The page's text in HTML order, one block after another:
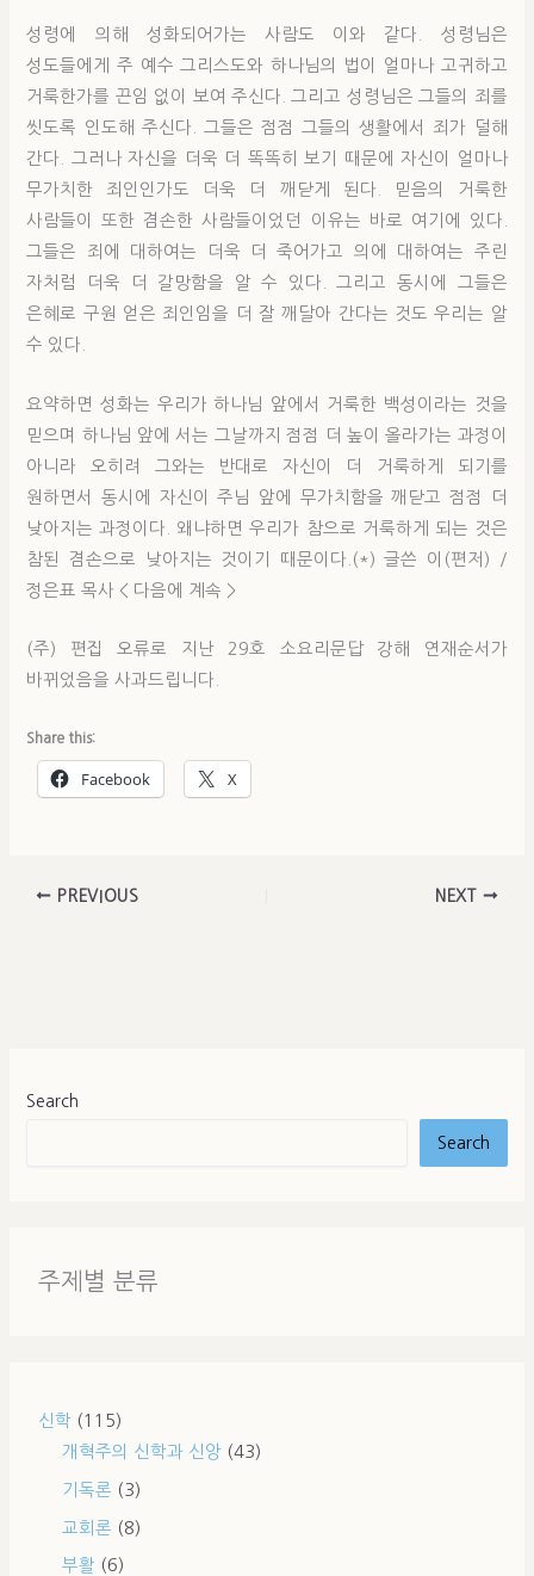
성령에 의해 성화되어가는 사람도 이와 같다. 성령님은
성도들에게 주 예수 그리스도와 하나님의 법이 얼마나 고귀하고
거룩한가를 끈임 없이 보여 주신다. 그리고 성령님은 그들의 죄를
씻도록 인도해 주신다. 그들은 점점 그들의 생활에서 죄가 덜해
간다. 그러나 자신을 더욱 더 똑똑히 보기 때문에 자신이 얼마나
무가치한 죄인인가도 더욱 더 깨닫게 된다. 믿음의 거룩한
사람들이 또한 겸손한 사람들이었던 이유는 바로 여기에 있다.
그들은 죄에 대하여는 더욱 더 죽어가고 의에 대하여는 주린
자처럼 더욱 더 갈망함을 알 수 있다. 그리고 동시에 그들은
은혜로 구원 얻은 죄인임을 더 잘 깨달아 간다는 것도 우리는 알
수 있다.
요약하면 성화는 우리가 하나님 앞에서 거룩한 백성이라는 것을
믿으며 하나님 앞에 서는 그날까지 점점 더 높이 올라가는 과정이
아니라 오히려 그와는 반대로 자신이 더 거룩하게 되기를
원하면서 동시에 자신이 주님 앞에 무가치함을 깨닫고 점점 더
낮아지는 과정이다. 왜냐하면 우리가 참으로 거룩하게 되는 것은
참된 겸손으로 낮아지는 것이기 때문이다.(*) 글쓴 이(편저) /
정은표 목사 < 다음에 계속 >
(주) 편집 오류로 지난 29호 소요리문답 강해 연재순서가
바뀌었음을 사과드립니다.
Share this:
Facebook X
PREVIOUS NEXT
Search
Search
주제별 분류
신학 (115)
개혁주의 신학과 신앙 (43)
기독론 (3)
교회론 (8)
부활 (6)